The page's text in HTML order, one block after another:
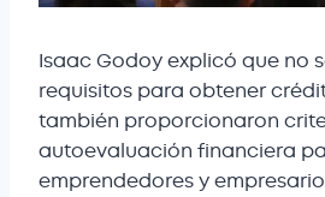
Isaac Godoy explicó que no
requisitos para obtener
también proporcionaron
autoevaluación financiera
emprendedores y